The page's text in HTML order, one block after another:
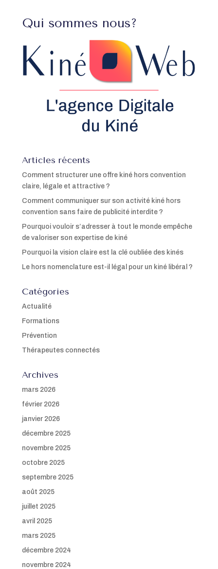
Qui sommes nous?
Articles récents
Comment structurer une offre kiné hors convention
claire, légale et attractive ?
Comment communiquer sur son activité kiné hors
convention sans faire de publicité interdite ?
Pourquoi vouloir s’adresser à tout le monde empêche
de valoriser son expertise de kiné
Pourquoi la vision claire est la clé oubliée des kinés
Le hors nomenclature est-il légal pour un kiné libéral ?
Catégories
Actualité
Formations
Prévention
Thérapeutes connectés
Archives
mars 2026
février 2026
janvier 2026
décembre 2025
novembre 2025
octobre 2025
septembre 2025
août 2025
juillet 2025
avril 2025
mars 2025
décembre 2024
novembre 2024